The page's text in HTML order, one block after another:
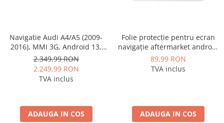
Navigatie Audi A4/A5 (2009-
2016), MMI 3G, Android 13,
MB-Octacore, 4GB RAM +
64GB ROM, 12.3 Inch - AD-
BGAA12004H+AD-
BGRKITA4002
2.349,99 RON
2.249,99 RON
TVA inclus
ADAUGA IN COS
Folie protecție pentru ecran
navigație aftermarket android
9 inch - AD-BGCF9
89,99 RON
TVA inclus
ADAUGA IN COS